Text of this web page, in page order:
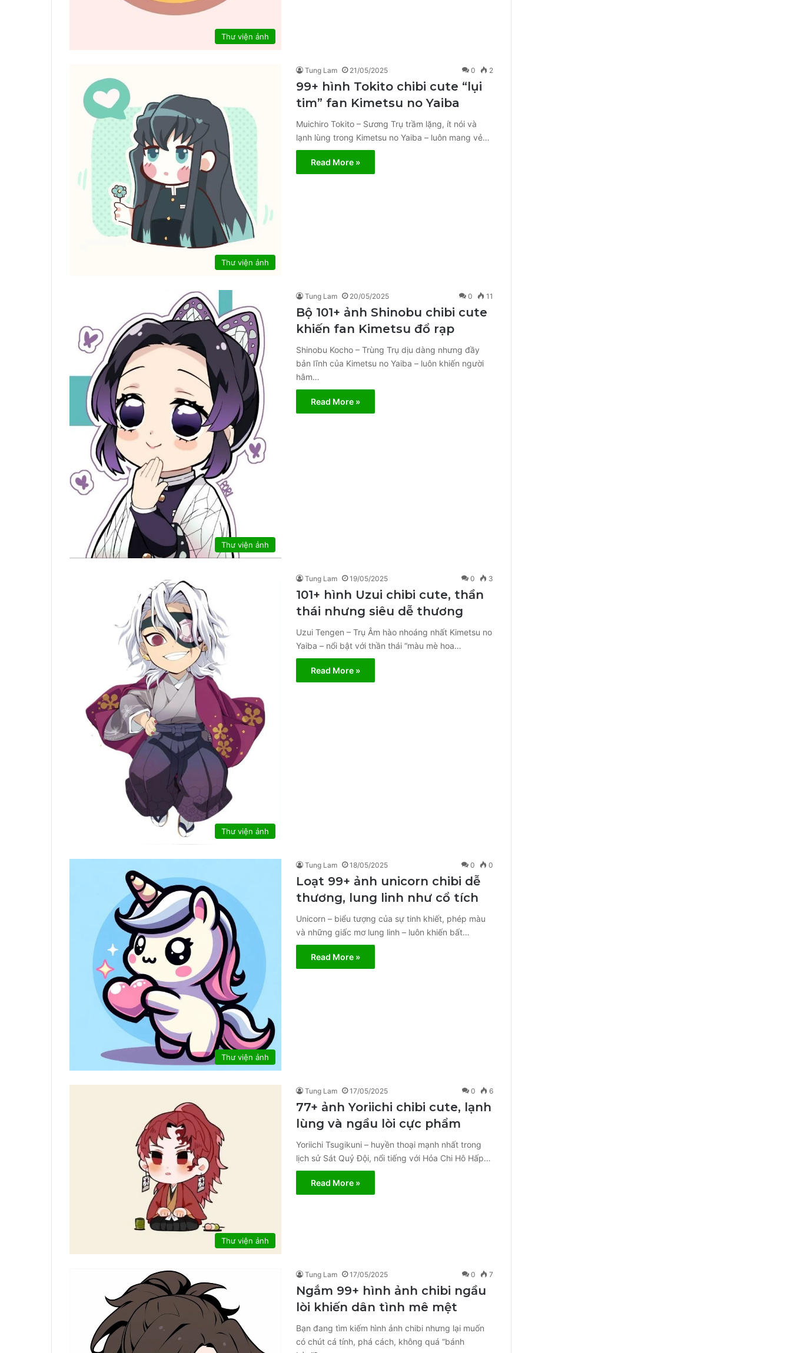
Thư viện ảnh
Thư viện ảnh
Tung Lam 21/05/2025 0 2
99+ hình Tokito chibi cute “lụi
tim” fan Kimetsu no Yaiba
Muichiro Tokito – Sương Trụ trầm lặng, ít nói và
lạnh lùng trong Kimetsu no Yaiba – luôn mang vẻ…
Read More »
Thư viện ảnh
Tung Lam 20/05/2025 0 11
Bộ 101+ ảnh Shinobu chibi cute
khiến fan Kimetsu đổ rạp
Shinobu Kocho – Trùng Trụ dịu dàng nhưng đầy
bản lĩnh của Kimetsu no Yaiba – luôn khiến người
hâm…
Read More »
Thư viện ảnh
Tung Lam 19/05/2025 0 3
101+ hình Uzui chibi cute, thần
thái nhưng siêu dễ thương
Uzui Tengen – Trụ Âm hào nhoáng nhất Kimetsu no
Yaiba – nổi bật với thần thái “màu mè hoa…
Read More »
Thư viện ảnh
Tung Lam 18/05/2025 0 0
Loạt 99+ ảnh unicorn chibi dễ
thương, lung linh như cổ tích
Unicorn – biểu tượng của sự tinh khiết, phép màu
và những giấc mơ lung linh – luôn khiến bất…
Read More »
Thư viện ảnh
Tung Lam 17/05/2025 0 6
77+ ảnh Yoriichi chibi cute, lạnh
lùng và ngầu lòi cực phẩm
Yoriichi Tsugikuni – huyền thoại mạnh nhất trong
lịch sử Sát Quỷ Đội, nổi tiếng với Hỏa Chi Hô Hấp…
Read More »
Tung Lam 17/05/2025 0 7
Ngắm 99+ hình ảnh chibi ngầu
lòi khiến dân tình mê mệt
Bạn đang tìm kiếm hình ảnh chibi nhưng lại muốn
có chút cá tính, phá cách, không quá “bánh